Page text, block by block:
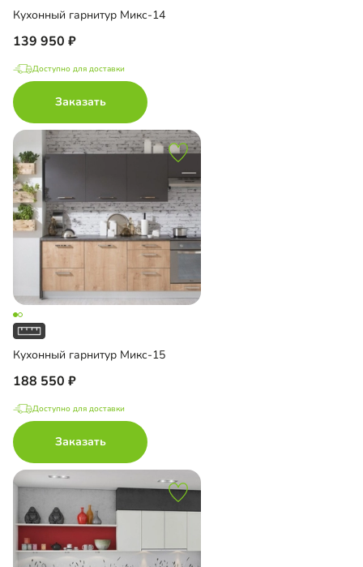
Кухонный гарнитур Микс-14
139 950
Доступно для доставки
Заказать
Кухонный гарнитур Микс-15
188 550
Доступно для доставки
Заказать